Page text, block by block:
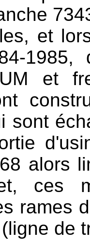
et
et
sont
alors
ces
rames
de